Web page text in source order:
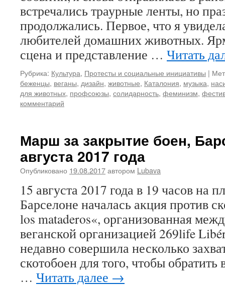
встречались траурные ленты, но
продолжались. Первое, что я
любителей домашних животных.
сцена и представление … Читать
Рубрика: Культура, Протесты и социальные инициативы |
беженцы, веганы, дизайн, животные, Каталония, музыка,
для животных, профсоюзы, солидарность, феминизм,
комментарий
Марш за закрытие боен,
августа 2017 года
Опубликовано 19.08.2017автором Lubava
15 августа 2017 года в 19 часов на
Барселоне началась акция против
los mataderos«, организованная
веганской организацией 269life
недавно совершила несколько
скотобоен для того, чтобы
… Читать далее →